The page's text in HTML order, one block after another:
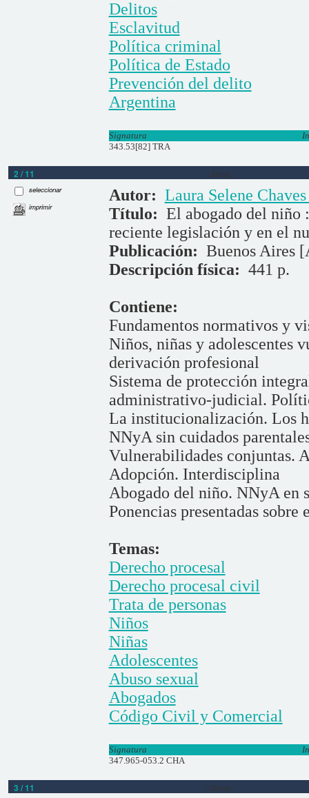
Delitos
Esclavitud
Política criminal
Política de Estado
Prevención del delito
Argentina
Signatura
343.53[82] TRA
2 / 11 Libros
seleccionar
imprimir
Autor: Laura Selene
Título: El abogado del niño
reciente legislación y en el
Publicación: Buenos Aires
Descripción física: 441 p.
Contiene:
Fundamentos normativos y
Niños, niñas y adolescentes
derivación profesional
Sistema de protección
administrativo-judicial.
La institucionalización. Los
NNyA sin cuidados
Vulnerabilidades conjuntas.
Adopción. Interdisciplina
Abogado del niño. NNyA en
Ponencias presentadas sobre
Temas:
Derecho procesal
Derecho procesal civil
Trata de personas
Niños
Niñas
Adolescentes
Abuso sexual
Abogados
Código Civil y Comercial
Signatura
347.965-053.2 CHA
3 / 11 Libros